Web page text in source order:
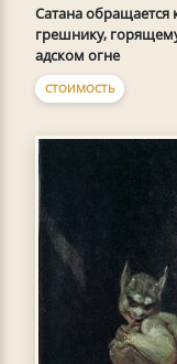
Сатана обращается
грешнику,
адском огне
СТОИМОСТЬ